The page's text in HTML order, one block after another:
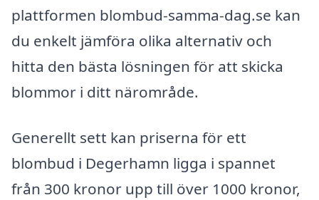
plattformen blombud-samma-dag.se kan
du enkelt jämföra olika alternativ och
hitta den bästa lösningen för att skicka
blommor i ditt närområde.
Generellt sett kan priserna för ett
blombud i Degerhamn ligga i spannet
från 300 kronor upp till över 1000 kronor,